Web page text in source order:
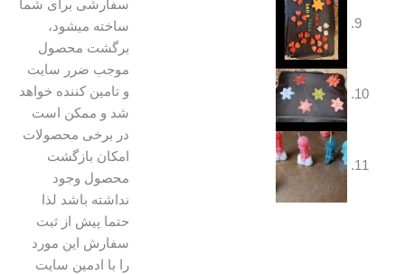
سفارشی برای شما
ساخته میشود،
برگشت محصول
موجب ضرر سایت
و تامین کننده خواهد
شد و ممکن است
در برخی محصولات
امکان بازگشت
محصول وجود
نداشته باشد لذا
حتما پیش از ثبت
سفارش این مورد
را با ادمین سایت